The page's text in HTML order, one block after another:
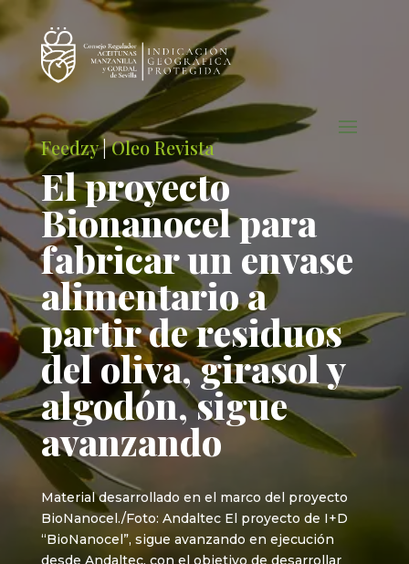
Feedzy|Oleo Revista
El proyecto
Bionanocel para
fabricar un envase
alimentario a
partir de residuos
del oliva, girasol y
algodón, sigue
avanzando
Material desarrollado en el marco del proyecto
BioNanocel./Foto: Andaltec El proyecto de I+D
“BioNanocel”, sigue avanzando en ejecución
desde Andaltec, con el objetivo de desarrollar